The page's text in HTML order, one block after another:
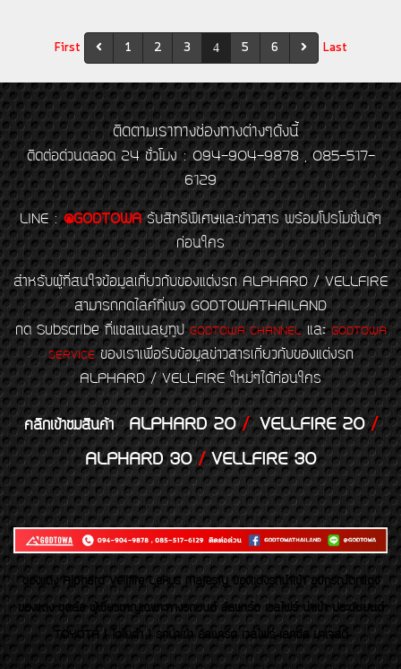
First 1 2 3 4 5 6 Last
ติดตามเราทางช่องทางต่างๆดังนี้
ติดต่อด่วนตลอด 24 ชั่วโมง : 094-904-9878 , 085-517-
6129
LINE : @GODTOWA รับสิทธิพิเศษและข่าวสาร พร้อมโปรโมชั่นดีๆ
ก่อนใคร
สำหรับผู้ที่สนใจข้อมูลเกี่ยวกับของแต่งรถ ALPHARD / VELLFIRE
สามารถกดไลค์ที่เพจ GODTOWATHAILAND
กด Subscribe ที่แชลแนลยูทูป GODTOWA CHANNELและGODTOWA
SERVICEของเราเพื่อรับข้อมูลข่าวสารเกี่ยวกับของแต่งรถ
ALPHARD / VELLFIRE ใหม่ๆได้ก่อนใคร
คลิกเข้าชมสินค้า ALPHARD 20/VELLFIRE 20/
ALPHARD 30/VELLFIRE 30
ของเเต่ง Alphard Vellfire Lexus Majesty ของเเต่งรถนำเข้า อุปกรณ์ตกแต่ง
ของแต่ง ชุดล้อ ผู้เชี่ยวชาญเฉพาะทางรถยนต์ อัลพาร์ด เวลไฟร์ นำเข้า ประดับยนต์
TOYOTA ( โตโยต้า ) รถนำเข้า อัลพาร์ด เวลไฟร์ เลกซัส มาเจสตี้